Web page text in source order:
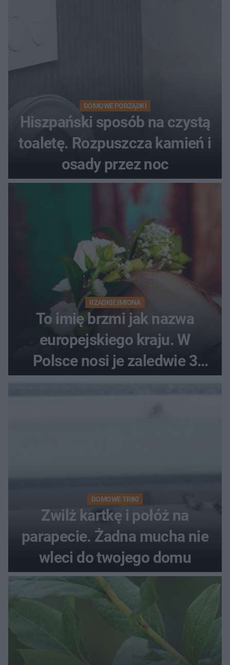
DOMOWE PORZĄDKI
Hiszpański sposób na czystą
toaletę. Rozpuszcza kamień i
osady przez noc
RZADKIE IMIONA
To imię brzmi jak nazwa
europejskiego kraju. W
Polsce nosi je zaledwie 3
DOMOWE TRIKI
Zwilż kartkę i połóż na
parapecie. Żadna mucha nie
wleci do twojego domu